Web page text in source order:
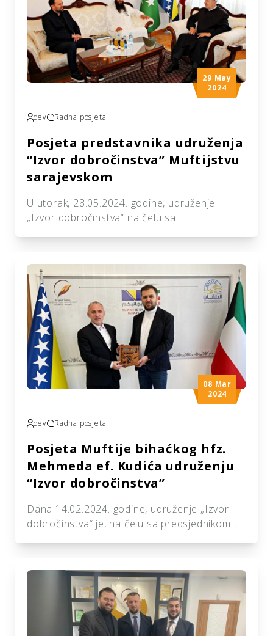
29 May
2024
dev Radna posjeta
Posjeta predstavnika udruženja
“Izvor dobročinstva” Muftijstvu
sarajevskom
U utorak, 28.05.2024. godine, udruženje
„Izvor dobročinstva“ na čelu sa
el Turas el Islami“,g. Mahmoud el Nedždijem,
posjetilo je Muftijstvo sarajevsko, odnosno
kabinet muftije Nedžada ef. Grabusa.
Srdačan prijem kao i dobrodošlica iskazana je
na poseban način od strane Muftijstva, a
jedan od […]
08 Mar
2024
dev Radna posjeta
Posjeta Muftije bihaćkog hfz.
Mehmeda ef. Kudića udruženju
“Izvor dobročinstva”
Dana 14.02.2024. godine, udruženje „Izvor
dobročinstva“ je, na čelu sa predsjednikom
Kudića i sekretara muftijstva, Sabahudina ef.
Begića. Saradnja ove dvije institucije je već
dugo godina prisutna i aktivna, realizovani su
brojni projekti kao i aktivnosti. Primjer dobre
saradnje jeste upravo i ova posjeta ureda